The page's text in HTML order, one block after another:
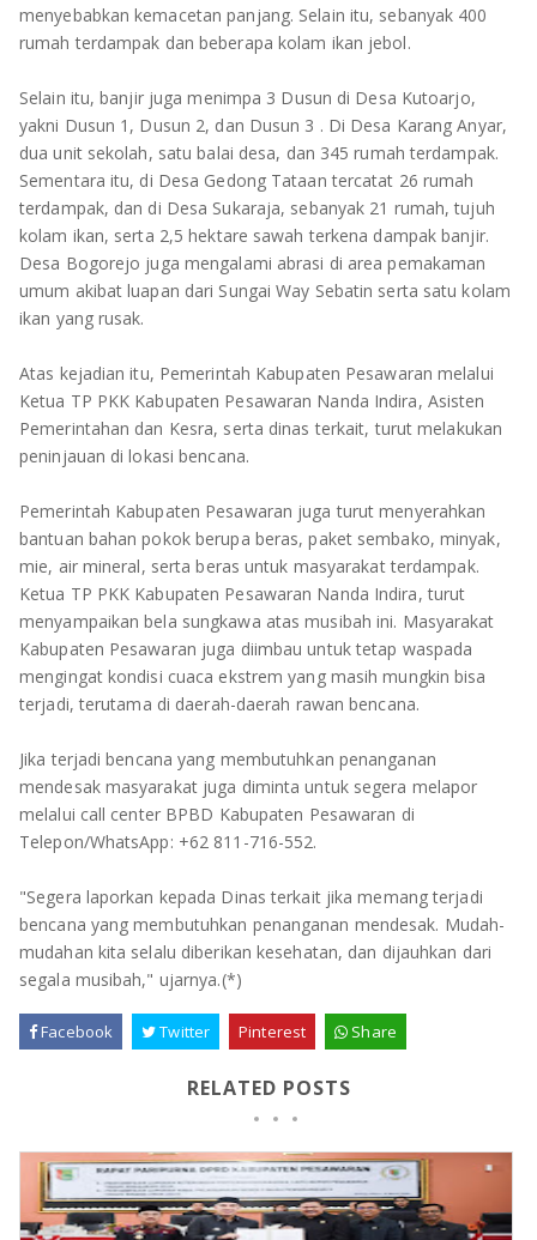
menyebabkan kemacetan panjang. Selain itu, sebanyak 400
rumah terdampak dan beberapa kolam ikan jebol.
Selain itu, banjir juga menimpa 3 Dusun di Desa Kutoarjo,
yakni Dusun 1, Dusun 2, dan Dusun 3 . Di Desa Karang Anyar,
dua unit sekolah, satu balai desa, dan 345 rumah terdampak.
Sementara itu, di Desa Gedong Tataan tercatat 26 rumah
terdampak, dan di Desa Sukaraja, sebanyak 21 rumah, tujuh
kolam ikan, serta 2,5 hektare sawah terkena dampak banjir.
Desa Bogorejo juga mengalami abrasi di area pemakaman
umum akibat luapan dari Sungai Way Sebatin serta satu kolam
ikan yang rusak.
Atas kejadian itu, Pemerintah Kabupaten Pesawaran melalui
Ketua TP PKK Kabupaten Pesawaran Nanda Indira, Asisten
Pemerintahan dan Kesra, serta dinas terkait, turut melakukan
peninjauan di lokasi bencana.
Pemerintah Kabupaten Pesawaran juga turut menyerahkan
bantuan bahan pokok berupa beras, paket sembako, minyak,
mie, air mineral, serta beras untuk masyarakat terdampak.
Ketua TP PKK Kabupaten Pesawaran Nanda Indira, turut
menyampaikan bela sungkawa atas musibah ini. Masyarakat
Kabupaten Pesawaran juga diimbau untuk tetap waspada
mengingat kondisi cuaca ekstrem yang masih mungkin bisa
terjadi, terutama di daerah-daerah rawan bencana.
Jika terjadi bencana yang membutuhkan penanganan
mendesak masyarakat juga diminta untuk segera melapor
melalui call center BPBD Kabupaten Pesawaran di
Telepon/WhatsApp: +62 811-716-552.
"Segera laporkan kepada Dinas terkait jika memang terjadi
bencana yang membutuhkan penanganan mendesak. Mudah-
mudahan kita selalu diberikan kesehatan, dan dijauhkan dari
segala musibah," ujarnya.(*)
Facebook Twitter Pinterest Share
RELATED POSTS